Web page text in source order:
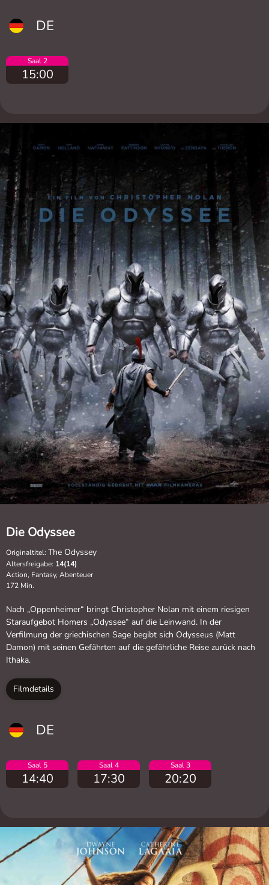
DE
Saal 2
15:00
Die Odyssee
Originaltitel: The Odyssey
Altersfreigabe: 14(14)
Action, Fantasy, Abenteuer
172 Min.
Nach „Oppenheimer“ bringt Christopher Nolan mit einem riesigen
Staraufgebot Homers „Odyssee“ auf die Leinwand. In der
Verfilmung der griechischen Sage begibt sich Odysseus (Matt
Damon) mit seinen Gefährten auf die gefährliche Reise zurück nach
Ithaka.
Filmdetails
DE
Saal 5
14:40
Saal 4
17:30
Saal 3
20:20